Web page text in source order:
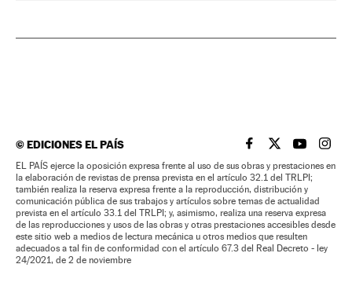
©EDICIONES EL PAÍS EL PAÍS BRASIL EN
EL PAÍSEL PAÍS
EL
EL PAÍS ejerce la oposición expresa frente al uso de sus obras y prestaciones en
la elaboración de revistas de prensa prevista en el artículo 32.1 del TRLPI;
también realiza la reserva expresa frente a la reproducción, distribución y
comunicación pública de sus trabajos y artículos sobre temas de actualidad
prevista en el artículo 33.1 del TRLPI; y, asimismo, realiza una reserva expresa
de las reproducciones y usos de las obras y otras prestaciones accesibles desde
este sitio web a medios de lectura mecánica u otros medios que resulten
adecuados a tal fin de conformidad con el artículo 67.3 del Real Decreto - ley
24/2021, de 2 de noviembre